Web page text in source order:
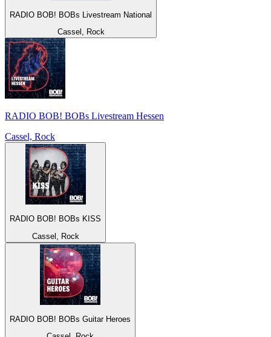
RADIO BOB! BOBs Livestream National
Cassel, Rock
RADIO BOB! BOBs Livestream Hessen
Cassel, Rock
RADIO BOB! BOBs KISS
Cassel, Rock
RADIO BOB! BOBs Guitar Heroes